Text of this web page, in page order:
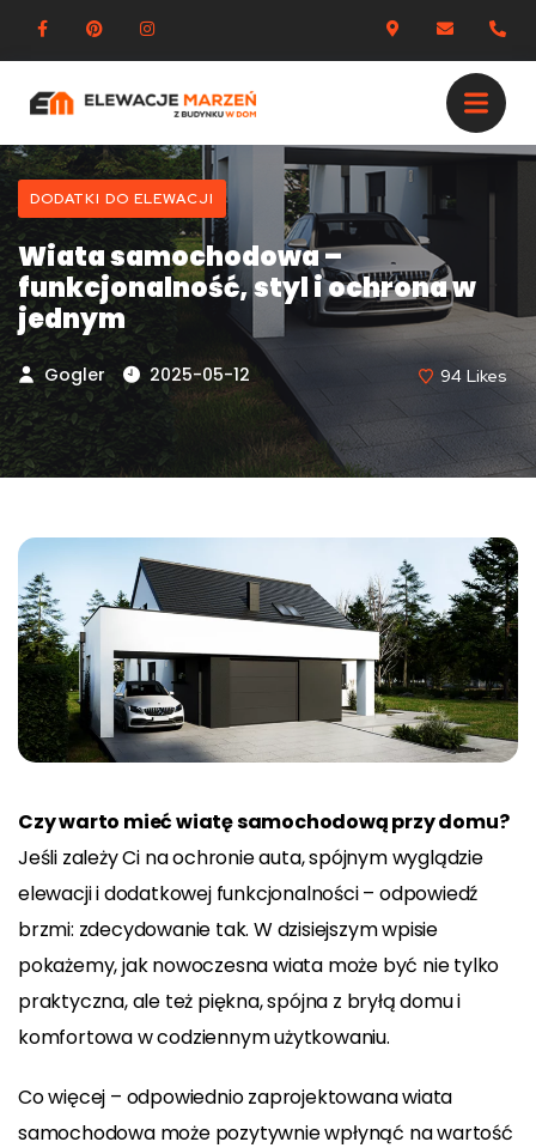
DODATKI DO ELEWACJI
Wiata samochodowa –
funkcjonalność, styl i ochrona w
jednym
Gogler 2025-05-12 94 Likes
Czy warto mieć wiatę samochodową przy domu?
Jeśli zależy Ci na ochronie auta, spójnym wyglądzie
elewacji i dodatkowej funkcjonalności – odpowiedź
brzmi: zdecydowanie tak. W dzisiejszym wpisie
pokażemy, jak nowoczesna wiata może być nie tylko
praktyczna, ale też piękna, spójna z bryłą domu i
komfortowa w codziennym użytkowaniu.
Co więcej – odpowiednio zaprojektowana wiata
samochodowa może pozytywnie wpłynąć na wartość